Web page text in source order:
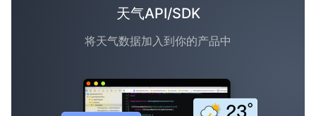
天气API/SDK
将天气数据加入到你的产品中